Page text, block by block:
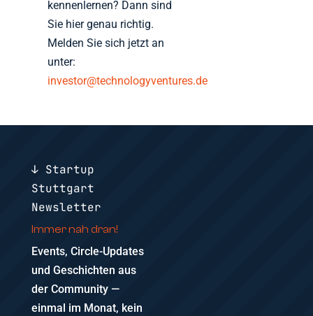
kennenlernen? Dann sind
Sie hier genau richtig.
Melden Sie sich jetzt an
unter:
investor@technologyventures.de
↓ Startup
Stuttgart
Newsletter
Immer nah dran!
Events, Circle-Updates
und Geschichten aus
der Community —
einmal im Monat, kein